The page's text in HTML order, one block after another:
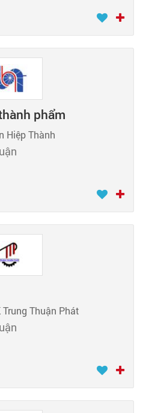
phẩm
Hiệp Thành
Trung Thuận Phát